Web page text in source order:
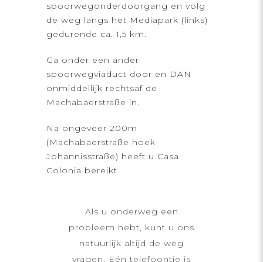
spoorwegonderdoorgang en volg
de weg langs het Mediapark (links)
gedurende ca. 1,5 km.
Ga onder een ander
spoorwegviaduct door en DAN
onmiddellijk rechtsaf de
Machabäerstraße in.
Na ongeveer 200m
(Machabäerstraße hoek
Johannisstraße) heeft u Casa
Colonia bereikt.
Als u onderweg een
probleem hebt, kunt u ons
natuurlijk altijd de weg
vragen. Eén telefoontje is